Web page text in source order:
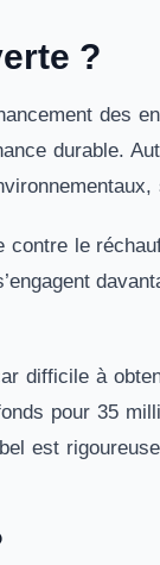
?
des
durable.
le
difficile à
pour 35
est